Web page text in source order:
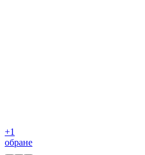
+1
обране